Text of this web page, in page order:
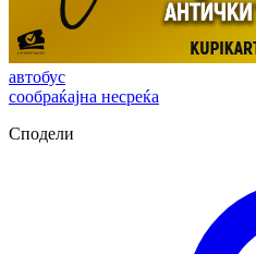
автобус
сообраќајна несреќа
Сподели